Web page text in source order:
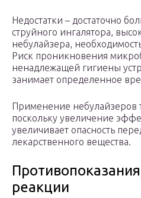
Недостатки – достаточно
струйного ингалятора,
небулайзера,
Риск проникновения
ненадлежащей гигиены
занимает определенное
Применение небулайзеров
поскольку увеличение
увеличивает опасность
лекарственного вещества.
реакции